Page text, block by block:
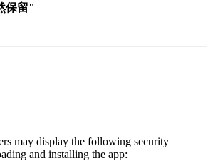
保留"
may display the following security
and installing the app: